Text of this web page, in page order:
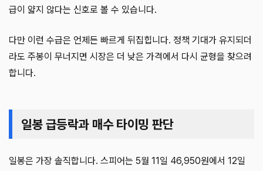
급이 얇지 않다는 신호로 볼 수 있습니다.
다만 이런 수급은 언제든 빠르게 뒤집힙니다. 정책 기대가 유지되더
라도 주봉이 무너지면 시장은 더 낮은 가격에서 다시 균형을 찾으려
합니다.
일봉 급등락과 매수 타이밍 판단
일봉은 가장 솔직합니다. 스피어는 5월 11일 46,950원에서 12일